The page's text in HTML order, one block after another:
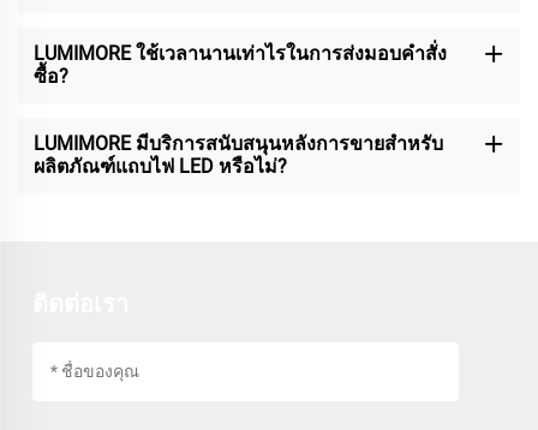
LUMIMORE ใช้เวลานานเท่าไรในการส่งมอบคำสั่ง
ซื้อ?
LUMIMORE มีบริการสนับสนุนหลังการขายสำหรับ
ผลิตภัณฑ์แถบไฟ LED หรือไม่?